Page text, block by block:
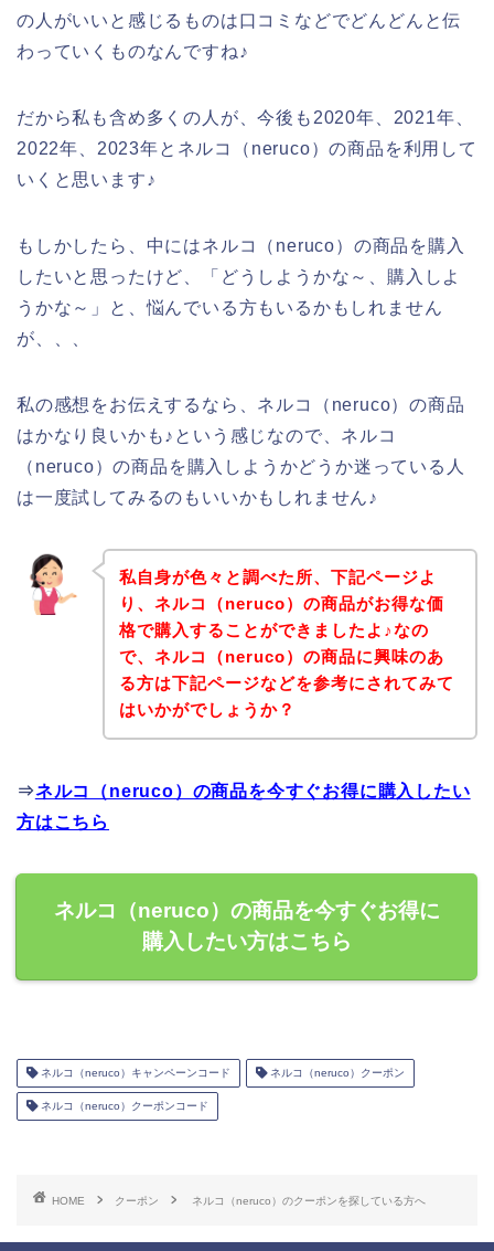
の人がいいと感じるものは口コミなどでどんどんと伝
わっていくものなんですね♪
だから私も含め多くの人が、今後も2020年、2021年、
2022年、2023年とネルコ（neruco）の商品を利用して
いくと思います♪
もしかしたら、中にはネルコ（neruco）の商品を購入
したいと思ったけど、「どうしようかな～、購入しよ
うかな～」と、悩んでいる方もいるかもしれません
が、、、
私の感想をお伝えするなら、ネルコ（neruco）の商品
はかなり良いかも♪という感じなので、ネルコ
（neruco）の商品を購入しようかどうか迷っている人
は一度試してみるのもいいかもしれません♪
私自身が色々と調べた所、下記ページよ
り、ネルコ（neruco）の商品がお得な価
格で購入することができましたよ♪なの
で、ネルコ（neruco）の商品に興味のあ
る方は下記ページなどを参考にされてみて
はいかがでしょうか？
⇒ネルコ（neruco）の商品を今すぐお得に購入したい
方はこちら
ネルコ（neruco）の商品を今すぐお得に
購入したい方はこちら
ネルコ（neruco）キャンペーンコード ネルコ（neruco）クーポン
ネルコ（neruco）クーポンコード
HOME クーポン ネルコ（neruco）のクーポンを探している方へ